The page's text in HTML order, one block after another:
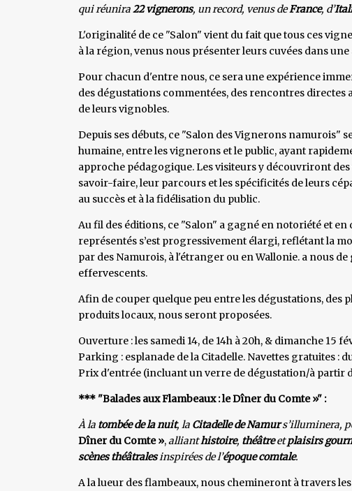
qui réunira22 vignerons, un record, venus deFrance, d’
L'originalité de ce "Salon" vient du fait que tous ces
à la région, venus nous présenter leurs cuvées dans
Pour chacun d'entre nous, ce sera une expérience
des dégustations commentées, des rencontres directes
de leurs vignobles.
Depuis ses débuts, ce "Salon des Vignerons namurois"
humaine, entre les vignerons et le public, ayant
approche pédagogique. Les visiteurs y découvriront
savoir-faire, leur parcours et les spécificités de leurs
au succès et à la fidélisation du public.
Au fil des éditions, ce "Salon" a gagné en notoriété et
représentés s’est progressivement élargi, reflétant la
par des Namurois, à l'étranger ou en Wallonie. a nous
effervescents.
Afin de couper quelque peu entre les dégustations, des
produits locaux, nous seront proposées.
Ouverture : les samedi 14, de 14h à 20h, & dimanche 15
Parking : esplanade de la Citadelle. Navettes gratuites
Prix d'entrée (incluant un verre de dégustation/à partir
*** "Balades aux Flambeaux : le Dîner du Comte »" :
À la tombée de la nuit, la Citadelle de Namurs’illuminera,
Dîner du Comte »,allianthistoire, théâtreetplaisirs
scènes théâtralesinspirées de l’époque comtale.
A la lueur des flambeaux, nous chemineront à travers